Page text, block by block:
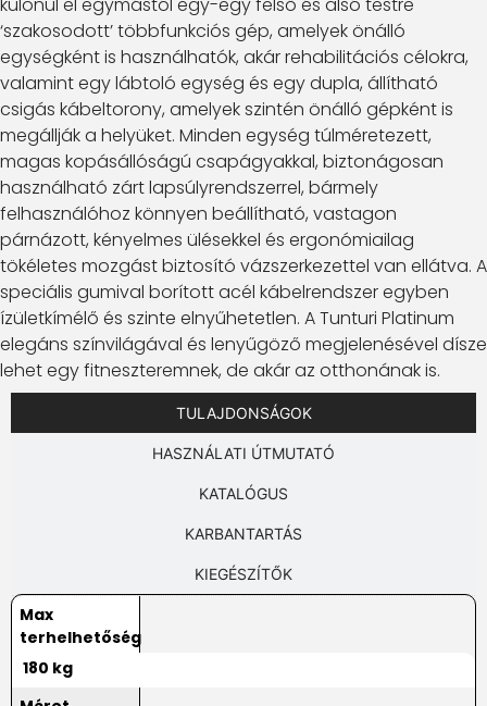
‘szakosodott’ többfunkciós gép, amelyek önálló
egységként is használhatók, akár rehabilitációs célokra,
valamint egy lábtoló egység és egy dupla, állítható
csigás kábeltorony, amelyek szintén önálló gépként is
megállják a helyüket. Minden egység túlméretezett,
magas kopásállóságú csapágyakkal, biztonágosan
használható zárt lapsúlyrendszerrel, bármely
felhasználóhoz könnyen beállítható, vastagon
párnázott, kényelmes ülésekkel és ergonómiailag
tökéletes mozgást biztosító vázszerkezettel van ellátva. A
speciális gumival borított acél kábelrendszer egyben
ízületkímélő és szinte elnyűhetetlen. A Tunturi Platinum
elegáns színvilágával és lenyűgöző megjelenésével dísze
lehet egy fitneszteremnek, de akár az otthonának is.
TULAJDONSÁGOK
HASZNÁLATI ÚTMUTATÓ
KATALÓGUS
KARBANTARTÁS
KIEGÉSZÍTŐK
Max
terhelhetőség
180 kg